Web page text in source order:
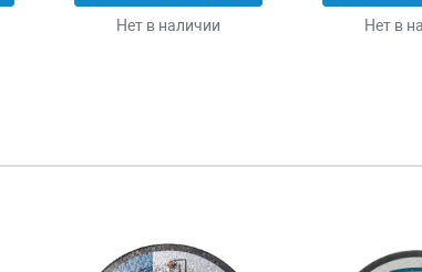
Нет в наличии Нет в